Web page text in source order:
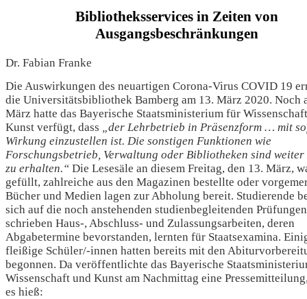
Bibliotheksservices in Zeiten von
Ausgangsbeschränkungen
Dr. Fabian Franke
Die Auswirkungen des neuartigen Corona-Virus COVID 19
die Universitätsbibliothek Bamberg am 13. März 2020. Noch
März hatte das Bayerische Staatsministerium für
Kunst verfügt, dass
„der Lehrbetrieb in Präsenzform … mit
Wirkung einzustellen ist. Die sonstigen Funktionen wie
Forschungsbetrieb, Verwaltung oder Bibliotheken sind
zu erhalten.“ Die Lesesäle an diesem Freitag, den 13. März,
gefüllt, zahlreiche aus den Magazinen bestellte oder
Bücher und Medien lagen zur Abholung bereit. Studierende
sich auf die noch anstehenden studienbegleitenden
schrieben Haus-, Abschluss- und Zulassungsarbeiten, deren
Abgabetermine bevorstanden, lernten für Staatsexamina.
fleißige Schüler/-innen hatten bereits mit den
begonnen. Da veröffentlichte das Bayerische
Wissenschaft und Kunst am Nachmittag eine
es hieß: